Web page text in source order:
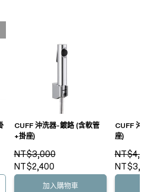
CUFF 沖洗器-鍍鉻 (含軟管
+掛座)
NT$3,000
NT$2,400
加入購物車
CUFF 沖洗
座)
NT$4,900
NT$3,920